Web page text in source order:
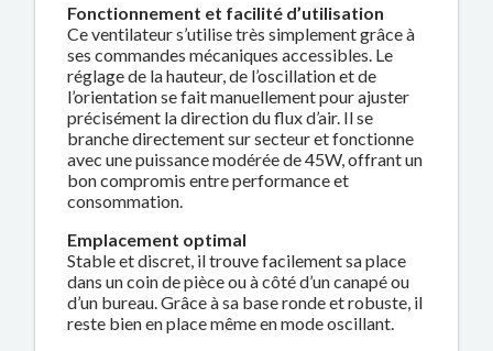
Fonctionnement et facilité d’utilisation
Ce ventilateur s’utilise très simplement grâce à
ses commandes mécaniques accessibles. Le
réglage de la hauteur, de l’oscillation et de
l’orientation se fait manuellement pour ajuster
précisément la direction du flux d’air. Il se
branche directement sur secteur et fonctionne
avec une puissance modérée de 45W, offrant un
bon compromis entre performance et
consommation.
Emplacement optimal
Stable et discret, il trouve facilement sa place
dans un coin de pièce ou à côté d’un canapé ou
d’un bureau. Grâce à sa base ronde et robuste, il
reste bien en place même en mode oscillant.